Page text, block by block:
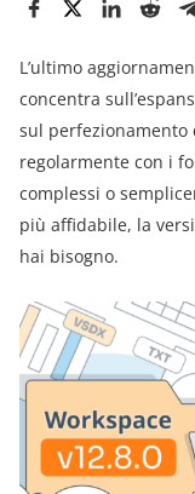
L’ultimo
concentra
sul perfezionamento
regolarmente con i
complessi o
più affidabile, la
hai bisogno.